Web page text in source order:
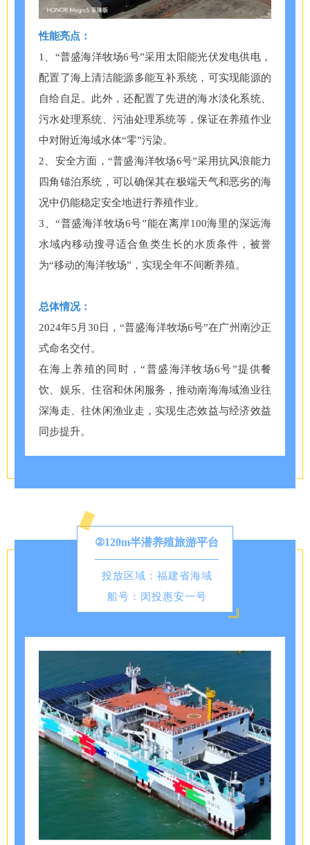
性能亮点：
1、“普盛海洋牧场6号”采用太阳能光伏发电供电，
配置了海上清洁能源多能互补系统，可实现能源的
自给自足。此外，还配置了先进的海水淡化系统、
污水处理系统、污油处理系统等，保证在养殖作业
中对附近海域水体“零”污染。
2、安全方面，“普盛海洋牧场6号”采用抗风浪能力
四角锚泊系统，可以确保其在极端天气和恶劣的海
况中仍能稳定安全地进行养殖作业。
3、“普盛海洋牧场6号”能在离岸100海里的深远海
水域内移动搜寻适合鱼类生长的水质条件，被誉
为“移动的海洋牧场”，实现全年不间断养殖。
总体情况：
2024年5月30日，“普盛海洋牧场6号”在广州南沙正
式命名交付。
在海上养殖的同时，“普盛海洋牧场6号”提供餐
饮、娱乐、住宿和休闲服务，推动南海海域渔业往
深海走、往休闲渔业走，实现生态效益与经济效益
同步提升。
②120m半潜养殖旅游平台
投放区域：福建省海域
船号：闵投惠安一号